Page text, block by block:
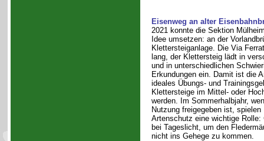
Eisenweg an alter
2021 konnte die Sektion
Idee umsetzen: an der
Klettersteiganlage. Die Via
lang, der Klettersteig lädt in
und in unterschiedlichen
Erkundungen ein. Damit ist die
ideales Übungs- und
Klettersteige im Mittel- oder
werden. Im Sommerhalbjahr,
Nutzung freigegeben ist, spielen
Artenschutz eine wichtige Rolle:
bei Tageslicht, um den
nicht ins Gehege zu kommen.